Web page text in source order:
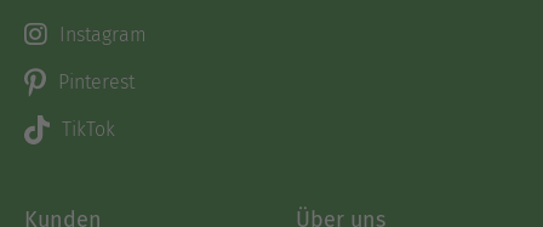
Instagram
Pinterest
TikTok
Kunden Über uns